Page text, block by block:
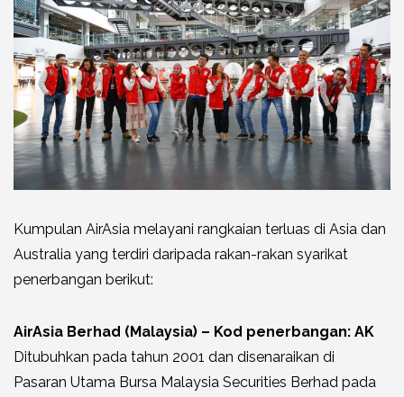
Kumpulan AirAsia melayani rangkaian terluas di Asia dan
Australia yang terdiri daripada rakan-rakan syarikat
penerbangan berikut:
AirAsia Berhad (Malaysia) – Kod penerbangan: AK
Ditubuhkan pada tahun 2001 dan disenaraikan di
Pasaran Utama Bursa Malaysia Securities Berhad pada